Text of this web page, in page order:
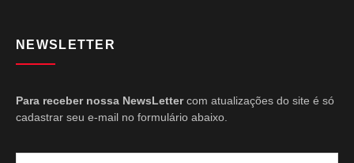
NEWSLETTER
Para receber nossa NewsLettercom atualizações do site é só
cadastrar seu e-mail no formulário abaixo.